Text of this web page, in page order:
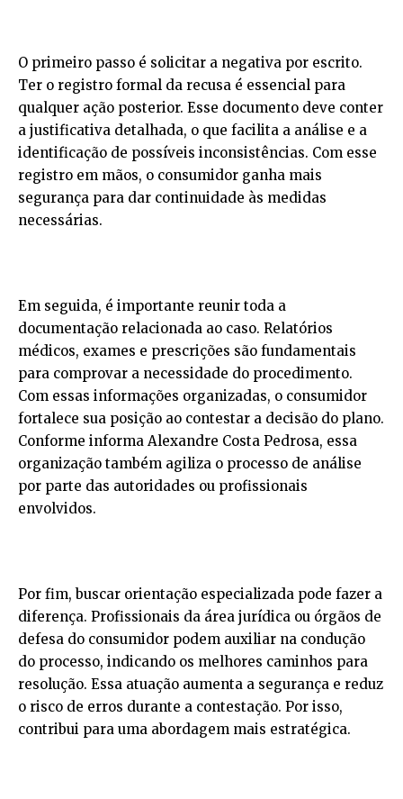
O primeiro passo é solicitar a negativa por escrito.
Ter o registro formal da recusa é essencial para
qualquer ação posterior. Esse documento deve conter
a justificativa detalhada, o que facilita a análise e a
identificação de possíveis inconsistências. Com esse
registro em mãos, o consumidor ganha mais
segurança para dar continuidade às medidas
necessárias.
Em seguida, é importante reunir toda a
documentação relacionada ao caso. Relatórios
médicos, exames e prescrições são fundamentais
para comprovar a necessidade do procedimento.
Com essas informações organizadas, o consumidor
fortalece sua posição ao contestar a decisão do plano.
Conforme informa Alexandre Costa Pedrosa, essa
organização também agiliza o processo de análise
por parte das autoridades ou profissionais
envolvidos.
Por fim, buscar orientação especializada pode fazer a
diferença. Profissionais da área jurídica ou órgãos de
defesa do consumidor podem auxiliar na condução
do processo, indicando os melhores caminhos para
resolução. Essa atuação aumenta a segurança e reduz
o risco de erros durante a contestação. Por isso,
contribui para uma abordagem mais estratégica.